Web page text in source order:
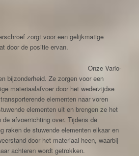
zorgt voor een gelijkmatige
door de positie ervan.
Onze Vario-
bijzonderheid. Ze zorgen voor een
materiaalafvoer door het wederzijdse
elementen naar voren
elementen uit en brengen ze het
afvoerrichting over. Tijdens de
raken de stuwende elementen elkaar en
door het materiaal heen, waarbij
achteren wordt getrokken.